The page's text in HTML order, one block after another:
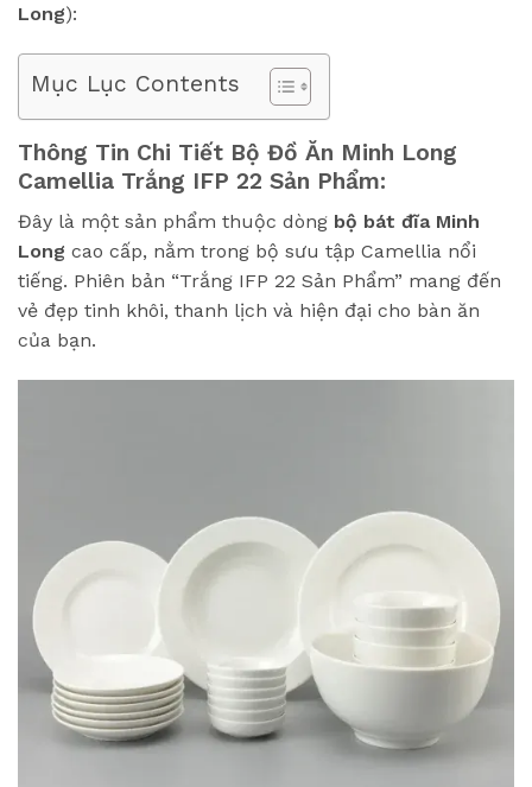
Long):
Mục Lục Contents
Thông Tin Chi Tiết Bộ Đồ Ăn Minh Long
Camellia Trắng IFP 22 Sản Phẩm:
Đây là một sản phẩm thuộc dòng bộ bát đĩa Minh
Long cao cấp, nằm trong bộ sưu tập Camellia nổi
tiếng. Phiên bản “Trắng IFP 22 Sản Phẩm” mang đến
vẻ đẹp tinh khôi, thanh lịch và hiện đại cho bàn ăn
của bạn.